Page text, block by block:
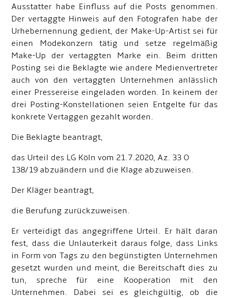
Ausstatter habe Einfluss auf die Posts genommen.
Der vertaggte Hinweis auf den Fotografen habe der
Urhebernennung gedient, der Make-Up-Artist sei für
einen Modekonzern tätig und setze regelmäßig
Make-Up der vertaggten Marke ein. Beim dritten
Posting sei die Beklagte wie andere Medienvertreter
auch von den vertaggten Unternehmen anlässlich
einer Pressereise eingeladen worden. In keinem der
drei Posting-Konstellationen seien Entgelte für das
konkrete Vertaggen gezahlt worden.
Die Beklagte beantragt,
das Urteil des LG Köln vom 21.7.2020, Az. 33 O
138/19 abzuändern und die Klage abzuweisen.
Der Kläger beantragt,
die Berufung zurückzuweisen.
Er verteidigt das angegriffene Urteil. Er hält daran
fest, dass die Unlauterkeit daraus folge, dass Links
in Form von Tags zu den begünstigten Unternehmen
gesetzt wurden und meint, die Bereitschaft dies zu
tun, spreche für eine Kooperation mit den
Unternehmen. Dabei sei es gleichgültig, ob die